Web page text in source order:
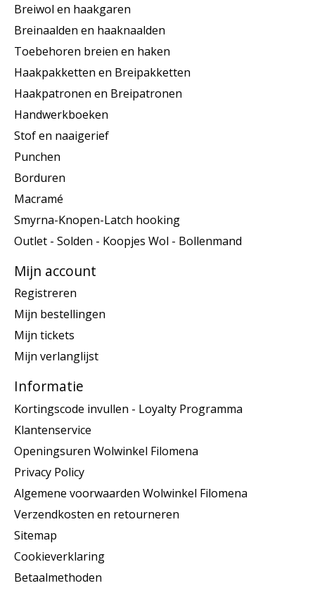
Breiwol en haakgaren
Breinaalden en haaknaalden
Toebehoren breien en haken
Haakpakketten en Breipakketten
Haakpatronen en Breipatronen
Handwerkboeken
Stof en naaigerief
Punchen
Borduren
Macramé
Smyrna-Knopen-Latch hooking
Outlet - Solden - Koopjes Wol - Bollenmand
Mijn account
Registreren
Mijn bestellingen
Mijn tickets
Mijn verlanglijst
Informatie
Kortingscode invullen - Loyalty Programma
Klantenservice
Openingsuren Wolwinkel Filomena
Privacy Policy
Algemene voorwaarden Wolwinkel Filomena
Verzendkosten en retourneren
Sitemap
Cookieverklaring
Betaalmethoden